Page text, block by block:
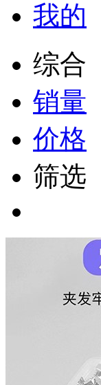
我的
综合
销量
价格
筛选